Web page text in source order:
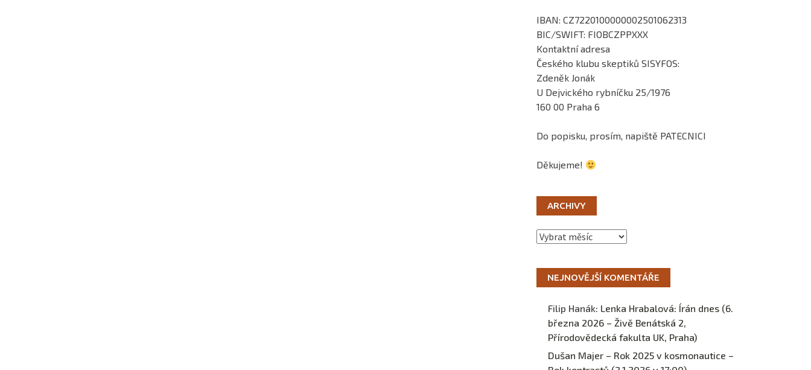
IBAN: CZ7220100000002501062313
BIC/SWIFT: FIOBCZPPXXX
Kontaktní adresa
Českého klubu skeptiků SISYFOS:
Zdeněk Jonák
U Dejvického rybníčku 25/1976
160 00 Praha 6
Do popisku, prosím, napiště PATECNICI
Děkujeme!
ARCHIVY
Archivy
NEJNOVĚJŠÍ KOMENTÁŘE
Filip Hanák: Lenka Hrabalová: Írán dnes (6.
března 2026 – Živě Benátská 2,
Přírodovědecká fakulta UK, Praha)
Dušan Majer – Rok 2025 v kosmonautice –